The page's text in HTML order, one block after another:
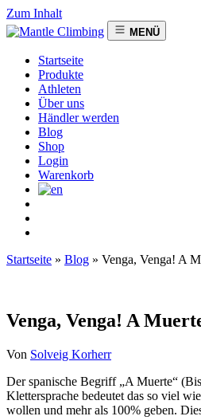
Zum Inhalt
MENÜ
Startseite
Produkte
Athleten
Über uns
Händler werden
Blog
Shop
Login
Warenkorb
Startseite » Blog » Venga, Venga! A
Venga, Venga! A
Von Solveig Korherr
Der spanische Begriff „A Muerte“
Klettersprache bedeutet das so viel
wollen und mehr als 100% geben.